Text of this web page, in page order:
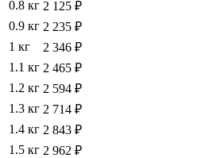
0.8 кг 2 125 ₽
0.9 кг 2 235 ₽
1 кг
2 346 ₽
1.1 кг 2 465 ₽
1.2 кг 2 594 ₽
1.3 кг 2 714 ₽
1.4 кг 2 843 ₽
1.5 кг 2 962 ₽